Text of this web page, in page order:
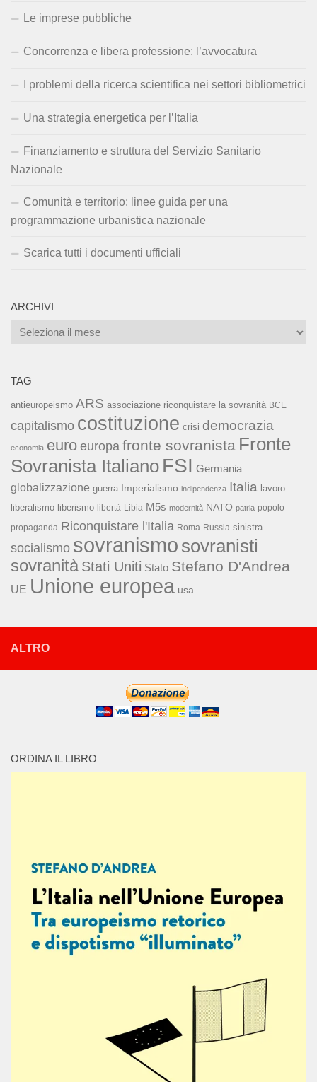
Le imprese pubbliche
Concorrenza e libera professione: l’avvocatura
I problemi della ricerca scientifica nei settori bibliometrici
Una strategia energetica per l’Italia
Finanziamento e struttura del Servizio Sanitario
Nazionale
Comunità e territorio: linee guida per una
programmazione urbanistica nazionale
Scarica tutti i documenti ufficiali
ARCHIVI
Archivi
TAG
antieuropeismo ARS associazione riconquistare la sovranità BCE
capitalismo costituzione crisi democrazia
economia euro europa fronte sovranista Fronte
Sovranista Italiano FSI Germania
globalizzazione guerra Imperialismo indipendenza Italia lavoro
liberalismo liberismo libertà Libia M5s modernità NATO patria popolo
propaganda Riconquistare l'Italia Roma Russia sinistra
socialismo sovranismo sovranisti
sovranità Stati Uniti Stato Stefano D'Andrea
UE Unione europea usa
ALTRO
ORDINA IL LIBRO